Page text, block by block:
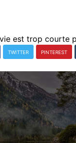
TWITTER PINTEREST